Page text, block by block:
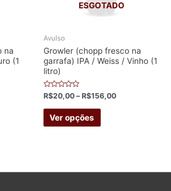
chosen
product
page
na
(1
ESGOTADO
Avulso
Growler (chopp fresco na
garrafa) IPA / Weiss / Vinho (1
litro)
Avaliação
0
de
R$20,00 –R$156,00
Ver opções
This
product
variants.